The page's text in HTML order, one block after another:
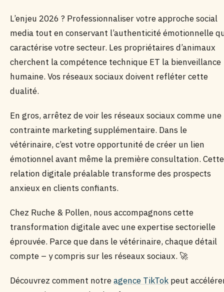
L’enjeu 2026 ? Professionnaliser votre approche social
media tout en conservant l’authenticité émotionnelle
caractérise votre secteur. Les propriétaires d’animaux
cherchent la compétence technique ET la bienveillance
humaine. Vos réseaux sociaux doivent refléter cette
dualité.
En gros, arrêtez de voir les réseaux sociaux comme une
contrainte marketing supplémentaire. Dans le
vétérinaire, c’est votre opportunité de créer un lien
émotionnel avant même la première consultation. Cette
relation digitale préalable transforme des prospects
anxieux en clients confiants.
Chez Ruche & Pollen, nous accompagnons cette
transformation digitale avec une expertise sectorielle
éprouvée. Parce que dans le vétérinaire, chaque détail
compte – y compris sur les réseaux sociaux. 🚀
Découvrez comment notreagence TikTok peut